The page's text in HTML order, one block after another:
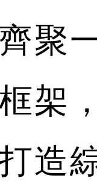
聚
架
造